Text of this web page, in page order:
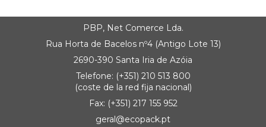
PBP, Net Comerce Lda.
Rua Horta de Bacelos nº4 (Antigo Lote 13)
2690-390 Santa Iria de Azóia
Telefone: (+351) 210 513 800
(coste de la red fija nacional)
Fax: (+351) 217 155 952
geral@ecopack.pt